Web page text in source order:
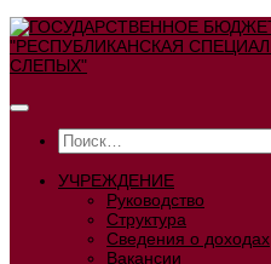
Перейти
к
содержимому
Найти:
УЧРЕЖДЕНИЕ
Руководство
Структура
Сведения о доходах
Вакансии